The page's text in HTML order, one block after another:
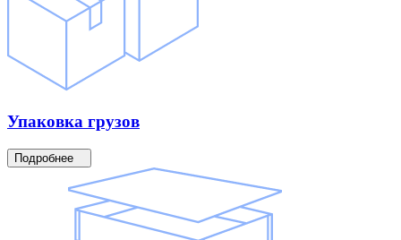
Упаковка грузов
Подробнее